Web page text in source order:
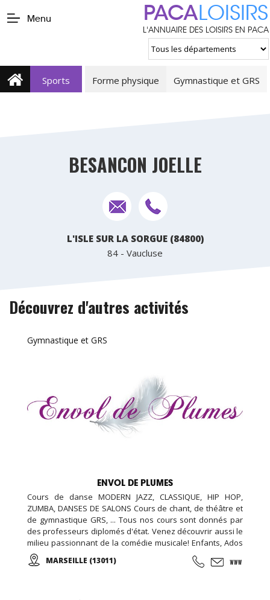
Menu PACALOISIRS
L'ANNUAIRE DES LOISIRS EN PACA
Sports Forme physique Gymnastique et GRS
BESANCON JOELLE
L'ISLE SUR LA SORGUE (84800)
84 - Vaucluse
Découvrez d'autres activités
Gymnastique et GRS
ENVOL DE PLUMES
Cours de danse MODERN JAZZ, CLASSIQUE, HIP HOP,
ZUMBA, DANSES DE SALONS Cours de chant, de théâtre et
de gymnastique GRS, ... Tous nos cours sont donnés par
des professeurs diplomés d'état. Venez découvrir aussi le
milieu passionnant de la comédie musicale! Enfants, Ados
et Adultes. Stages vacances, Anniversaires, ... Cours
d'essai offert !
MARSEILLE (13011)